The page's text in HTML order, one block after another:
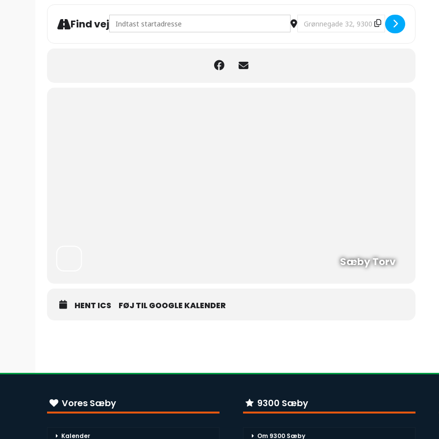
Find vej Address - EM 2024: Slovenien - Danmark [iCh9UFtWh] Destination Address - EM 2024:
Sæby Torv
HENT ICS FØJ TIL GOOGLE KALENDER
Vores Sæby
Kalender
9300 Sæby
Om 9300 Sæby